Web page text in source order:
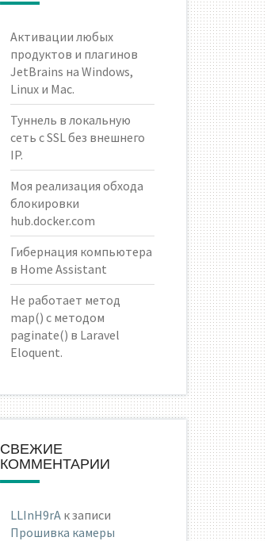
Активации любых
продуктов и плагинов
JetBrains на Windows,
Linux и Mac.
Туннель в локальную
сеть с SSL без внешнего
IP.
Моя реализация обхода
блокировки
hub.docker.com
Гибернация компьютера
в Home Assistant
Не работает метод
map() с методом
paginate() в Laravel
Eloquent.
СВЕЖИЕ
КОММЕНТАРИИ
LLInH9rAк записи
Прошивка камеры